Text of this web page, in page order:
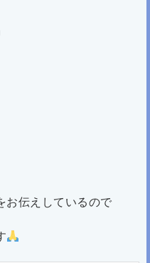
お伝えしているので